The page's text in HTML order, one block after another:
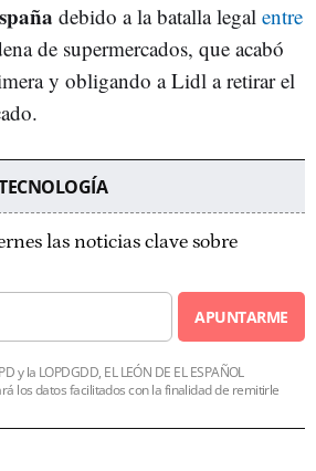
debido a la batalla legal entre
de supermercados, que acabó
y obligando a Lidl a retirar el
las noticias clave sobre
APUNTARME
y la LOPDGDD, EL LEÓN DE EL ESPAÑOL
los datos facilitados con la finalidad de remitirle